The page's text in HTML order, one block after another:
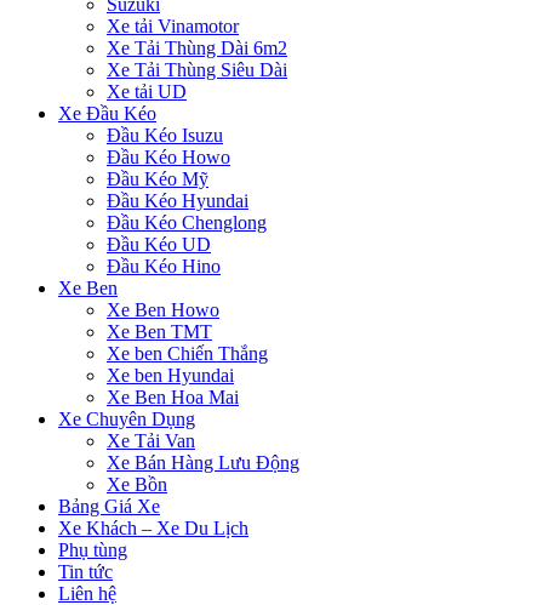
Suzuki
Xe tải Vinamotor
Xe Tải Thùng Dài 6m2
Xe Tải Thùng Siêu Dài
Xe tải UD
Xe Đầu Kéo
Đầu Kéo Isuzu
Đầu Kéo Howo
Đầu Kéo Mỹ
Đầu Kéo Hyundai
Đầu Kéo Chenglong
Đầu Kéo UD
Đầu Kéo Hino
Xe Ben
Xe Ben Howo
Xe Ben TMT
Xe ben Chiến Thắng
Xe ben Hyundai
Xe Ben Hoa Mai
Xe Chuyên Dụng
Xe Tải Van
Xe Bán Hàng Lưu Động
Xe Bồn
Bảng Giá Xe
Xe Khách – Xe Du Lịch
Phụ tùng
Tin tức
Liên hệ